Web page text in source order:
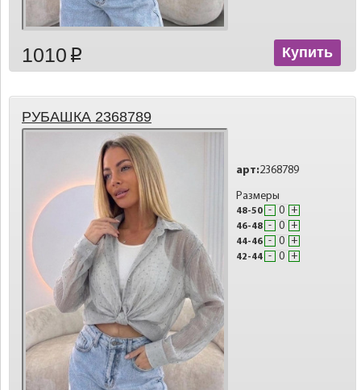
1010 p Купить
РУБАШКА 2368789
арт:2368789
Размеры
48-50 - +
46-48 - +
44-46 - +
42-44 - +